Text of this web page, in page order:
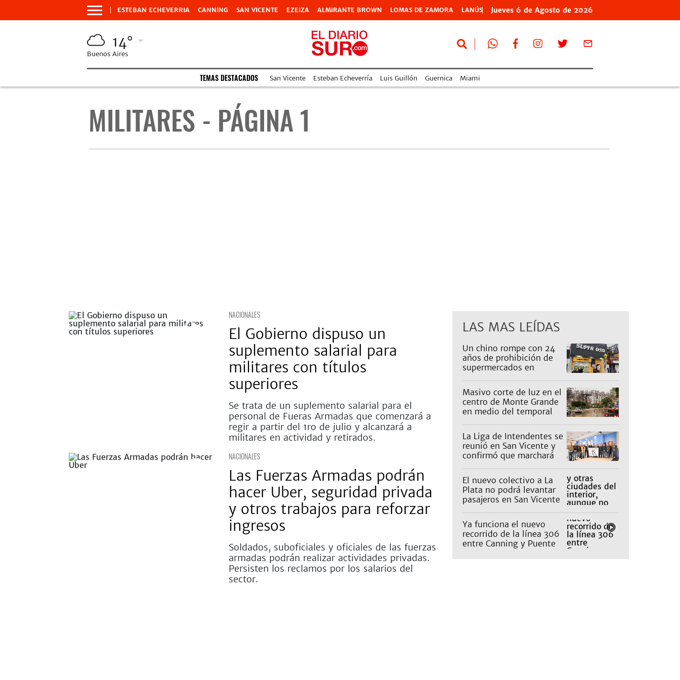
ESTEBAN ECHEVERRIA CANNING SAN VICENTE EZEIZA ALMIRANTE BROWN LOMAS DE ZAMORA LANÚS Jueves 6 de Agosto de 2026
14°
Buenos Aires
TEMAS DESTACADOS San Vicente Esteban Echeverría Luis Guillón Guernica Miami
MILITARES - PÁGINA 1
NACIONALES
El Gobierno dispuso un
suplemento salarial para
militares con títulos
superiores
Se trata de un suplemento salarial para el
personal de Fueras Armadas que comenzará a
regir a partir del 1ro de julio y alcanzará a
militares en actividad y retirados.
NACIONALES
Las Fuerzas Armadas podrán
hacer Uber, seguridad privada
y otros trabajos para reforzar
ingresos
Soldados, suboficiales y oficiales de las fuerzas
armadas podrán realizar actividades privadas.
Persisten los reclamos por los salarios del
sector.
LAS MAS LEÍDAS
Un chino rompe con 24
años de prohibición de
supermercados en
Masivo corte de luz en el
centro de Monte Grande
en medio del temporal
La Liga de Intendentes se
reunió en San Vicente y
confirmó que marchará
de Milei
El nuevo colectivo a La
Plata no podrá levantar
pasajeros en San Vicente
Ya funciona el nuevo
recorrido de la línea 306
entre Canning y Puente